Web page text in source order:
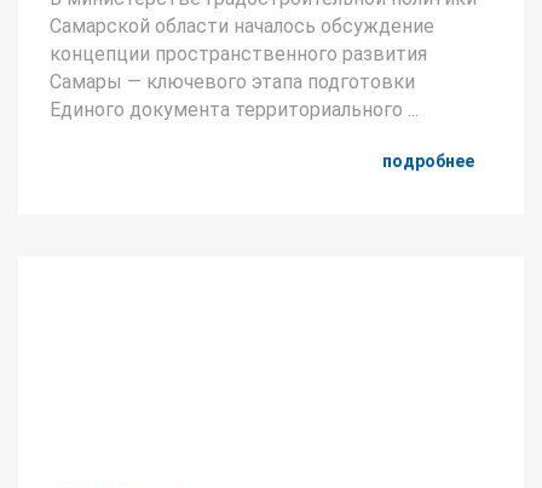
Самарской области началось обсуждение
концепции пространственного развития
Самары — ключевого этапа подготовки
Единого документа территориального ...
подробнее